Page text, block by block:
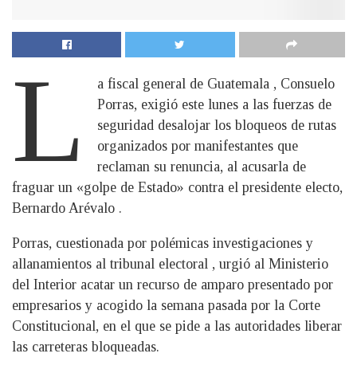
L
a fiscal general de Guatemala , Consuelo
Porras, exigió este lunes a las fuerzas de
seguridad desalojar los bloqueos de rutas
organizados por manifestantes que
reclaman su renuncia, al acusarla de
fraguar un «golpe de Estado» contra el presidente electo,
Bernardo Arévalo .
Porras, cuestionada por polémicas investigaciones y
allanamientos al tribunal electoral , urgió al Ministerio
del Interior acatar un recurso de amparo presentado por
empresarios y acogido la semana pasada por la Corte
Constitucional, en el que se pide a las autoridades liberar
las carreteras bloqueadas.